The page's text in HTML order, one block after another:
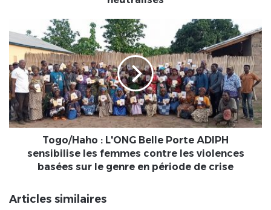
L'ONG
Belle
Porte
ADIPH
sensibilise
les
femmes
le
Togo/Haho : L'ONG Belle Porte ADIPH
sensibilise les femmes contre les violences
basées sur le genre en période de crise
Articles similaires